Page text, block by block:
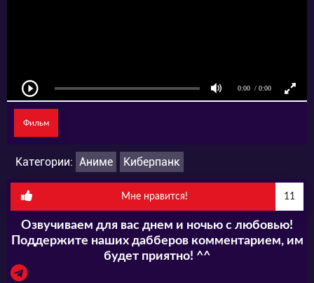
обманываться: если бы подземный мир и
был сном, то пусть и красивым, но
тревожным и полным опасности.
Подземелье испещрено дорожной сетью, по
которой движутся поезда. И конечно, многие
из них везут ценный груз. Такой шанс не
упустит ни один уважающий себя бандит, а
Фильм
Категории: Аниме Киберпанк
Мне нравится! 11
Озвучиваем для вас днем и ночью с любовью!
Поддержите наших дабберов комментарием, им
будет приятно! ^^